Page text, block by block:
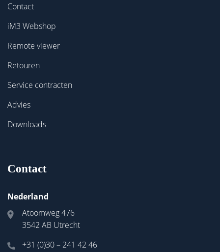
Contact
iM3 Webshop
Remote viewer
Retouren
Service contracten
Advies
Downloads
Contact
Nederland
Atoomweg 476
3542 AB Utrecht
+31 (0)30 – 241 42 46